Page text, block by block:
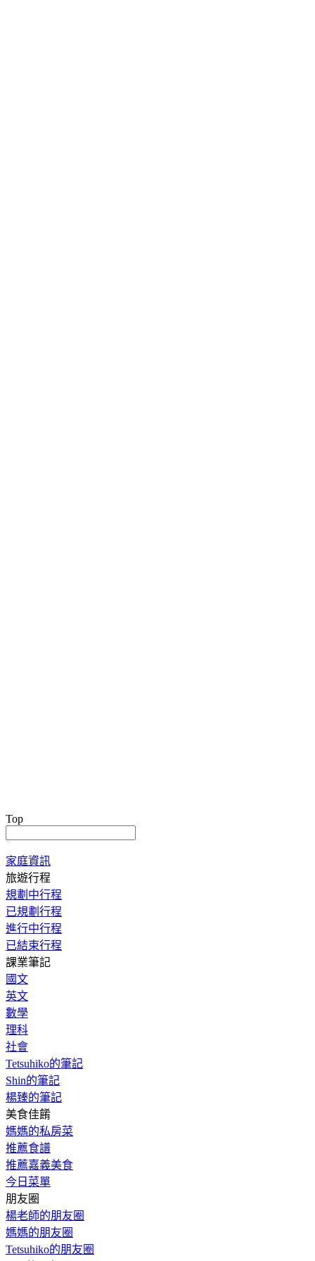
Top
家庭資訊
旅遊行程
規劃中行程
已規劃行程
進行中行程
已結束行程
課業筆記
國文
英文
數學
理科
社會
Tetsuhiko的筆記
Shin的筆記
楊臻的筆記
美食佳餚
媽媽的私房菜
推薦食譜
推薦嘉義美食
今日菜單
朋友圈
楊老師的朋友圈
媽媽的朋友圈
Tetsuhiko的朋友圈